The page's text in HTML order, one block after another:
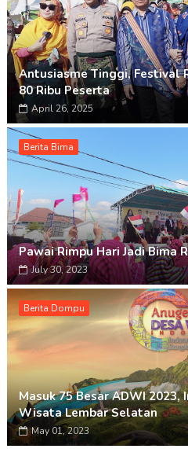
Antusiasme Tinggi, Festival
80 Ribu Peserta
April 26, 2025
Berita Bima
Pawai Rimpu Hari Jadi Bima
July 30, 2023
Berita Dompu
Masuk 75 Besar ADWI
Wisata Lembar Selatan
May 01, 2023